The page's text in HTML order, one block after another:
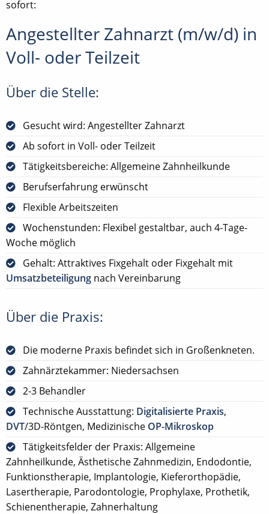
sofort:
Angestellter Zahnarzt (m/w/d) in
Voll- oder Teilzeit
Über die Stelle:
Gesucht wird: Angestellter Zahnarzt
Ab sofort in Voll- oder Teilzeit
Tätigkeitsbereiche: Allgemeine Zahnheilkunde
Berufserfahrung erwünscht
Flexible Arbeitszeiten
Wochenstunden: Flexibel gestaltbar, auch 4-Tage-
Woche möglich
Gehalt: Attraktives Fixgehalt oder Fixgehalt mit
Umsatzbeteiligung nach Vereinbarung
Über die Praxis:
Die moderne Praxis befindet sich in Großenkneten.
Zahnärztekammer: Niedersachsen
2-3 Behandler
Technische Ausstattung: Digitalisierte Praxis,
DVT/3D-Röntgen, Medizinische OP-Mikroskop
Tätigkeitsfelder der Praxis: Allgemeine
Zahnheilkunde, Ästhetische Zahnmedizin, Endodontie,
Funktionstherapie, Implantologie, Kieferorthopädie,
Lasertherapie, Parodontologie, Prophylaxe, Prothetik,
Schienentherapie, Zahnerhaltung